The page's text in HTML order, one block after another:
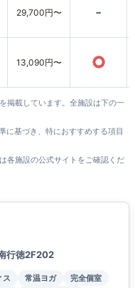
29,700円〜 -
13,090円〜 ○
掲載しています。全施設は下の一
に基づき、特におすすめする項目
各施設の公式サイトをご確認くだ
行徳2F202
ス 常温ヨガ
完全個室